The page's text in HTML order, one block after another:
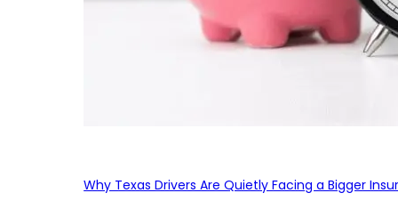
Why Texas Drivers Are Quietly Facing a Bigger